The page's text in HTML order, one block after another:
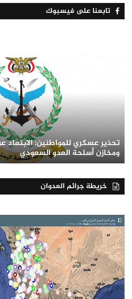
تابعنا على فيسبوك
تحذير عسكري للمواطنين:
ومخازن أسلحة العدو السعودي
خريطة جرائم العدوان